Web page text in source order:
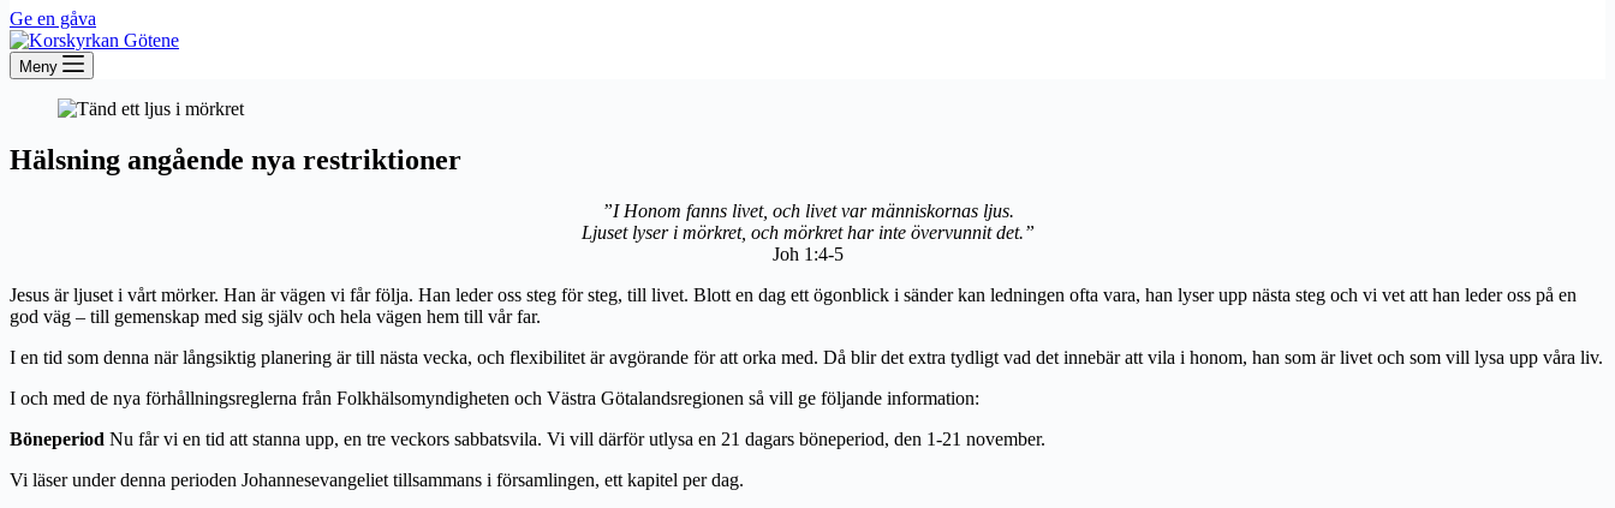
Ge en gåva
Meny
Hälsning angående nya restriktioner
”I Honom fanns livet, och livet var människornas ljus.
Ljuset lyser i mörkret, och mörkret har inte övervunnit det.”
Joh 1:4-5
Jesus är ljuset i vårt mörker. Han är vägen vi får följa. Han leder oss steg för steg, till livet. Blott en dag ett ögonblick i sänder kan ledningen ofta vara, han lyser upp nästa steg och vi vet att han leder oss på en
god väg – till gemenskap med sig själv och hela vägen hem till vår far.
I en tid som denna när långsiktig planering är till nästa vecka, och flexibilitet är avgörande för att orka med. Då blir det extra tydligt vad det innebär att vila i honom, han som är livet och som vill lysa upp våra liv.
I och med de nya förhållningsreglerna från Folkhälsomyndigheten och Västra Götalandsregionen så vill ge följande information:
Böneperiod Nu får vi en tid att stanna upp, en tre veckors sabbatsvila. Vi vill därför utlysa en 21 dagars böneperiod, den 1-21 november.
Vi läser under denna perioden Johannesevangeliet tillsammans i församlingen, ett kapitel per dag.